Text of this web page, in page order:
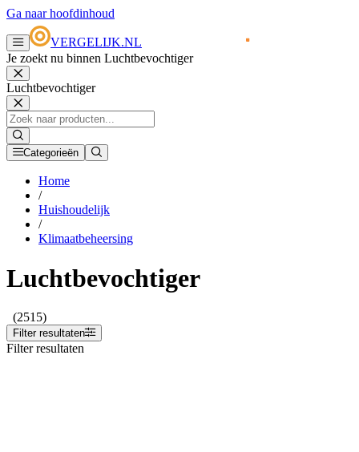
Ga naar hoofdinhoud
VERGELIJK.NL
Je zoekt nu binnen Luchtbevochtiger
Luchtbevochtiger
Categorieën
Home
/
Huishoudelijk
/
Klimaatbeheersing
Luchtbevochtiger
(2515)
Filter resultaten
Filter resultaten